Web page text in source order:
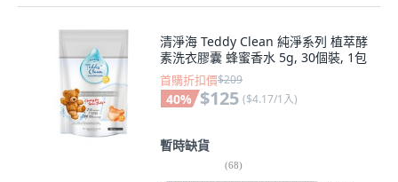
清淨海 Teddy Clean 純淨系列 植萃酵
素洗衣膠囊 蜂蜜香水 5g, 30個裝, 1包
首購折扣價$209
40% $125 ($4.17/1入)
暫時缺貨
(68)